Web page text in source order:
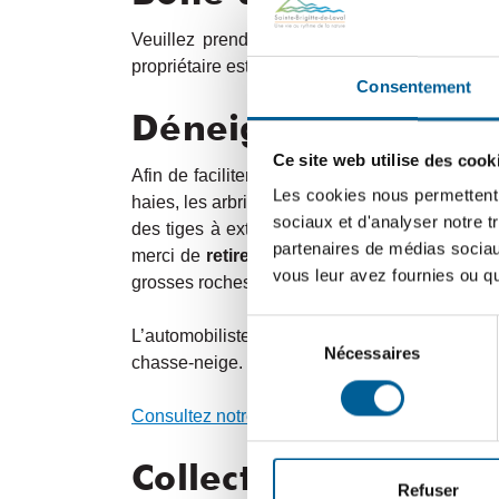
Consentement
Ce site web utilise des
Les cookies nous
sociaux et d'analyser notre
partenaires de médias
vous leur avez fournies ou
consentement
Nécessaires
Refuser
Veuillez prendre note que durant la saison
propriétaire est responsable de l’installation
Déneigement
Afin de faciliter le déneigement et d’éviter
haies, les arbrisseaux, les clôtures et la boîte
des tiges à extrémité phosphorescente, ce
merci de retirer tout élément qui pourrait
grosses roches, cônes et balises en bordure
L’automobiliste qui stationne son véhicule
chasse-neige. Le véhicule pourrait ainsi être
Consultez notre capsule municipale pour en
Collectes et